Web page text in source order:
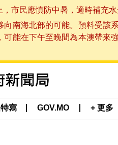
市民應慎防中暑，適時補充
南海北部的可能。預料受該
能在下午至晚間為本澳帶來
寫 GOV.MO + 更多